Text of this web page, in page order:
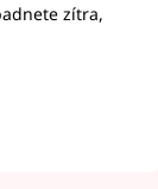
zítra,